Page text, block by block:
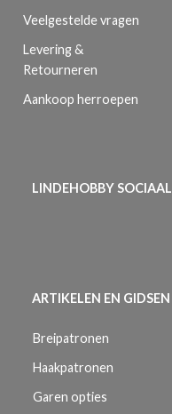
Veelgestelde vragen
Levering &
Retourneren
Aankoop herroepen
LINDEHOBBY SOCIAAL
ARTIKELEN EN GIDSEN
Breipatronen
Haakpatronen
Garen opties